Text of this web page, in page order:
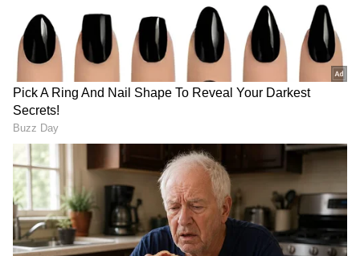
దంచుడే | Asianet News Telugu